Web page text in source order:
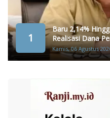
1
Baru 2,14%
Realisasi Dana
Kamis, 06 Agustus